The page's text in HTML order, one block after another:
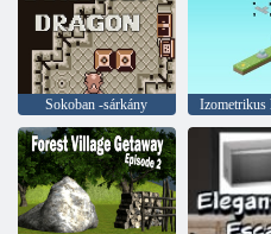
Sokoban -sárkány